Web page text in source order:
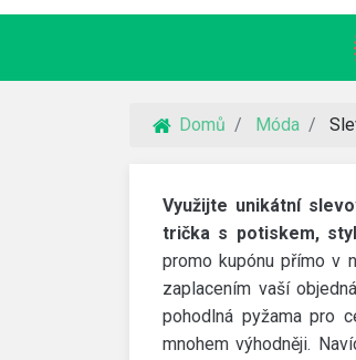
Domů Móda
Využijte unikátní
trička s potiskem,
promo kupónu přímo v
zaplacením vaší
pohodlná pyžama pro
mnohem výhodněji.